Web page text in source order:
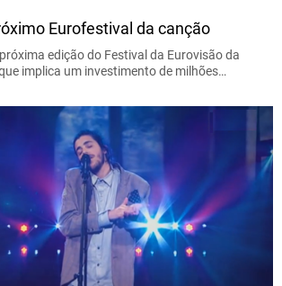
Eurofestival da canção
edição do Festival da Eurovisão da
implica um investimento de milhões…